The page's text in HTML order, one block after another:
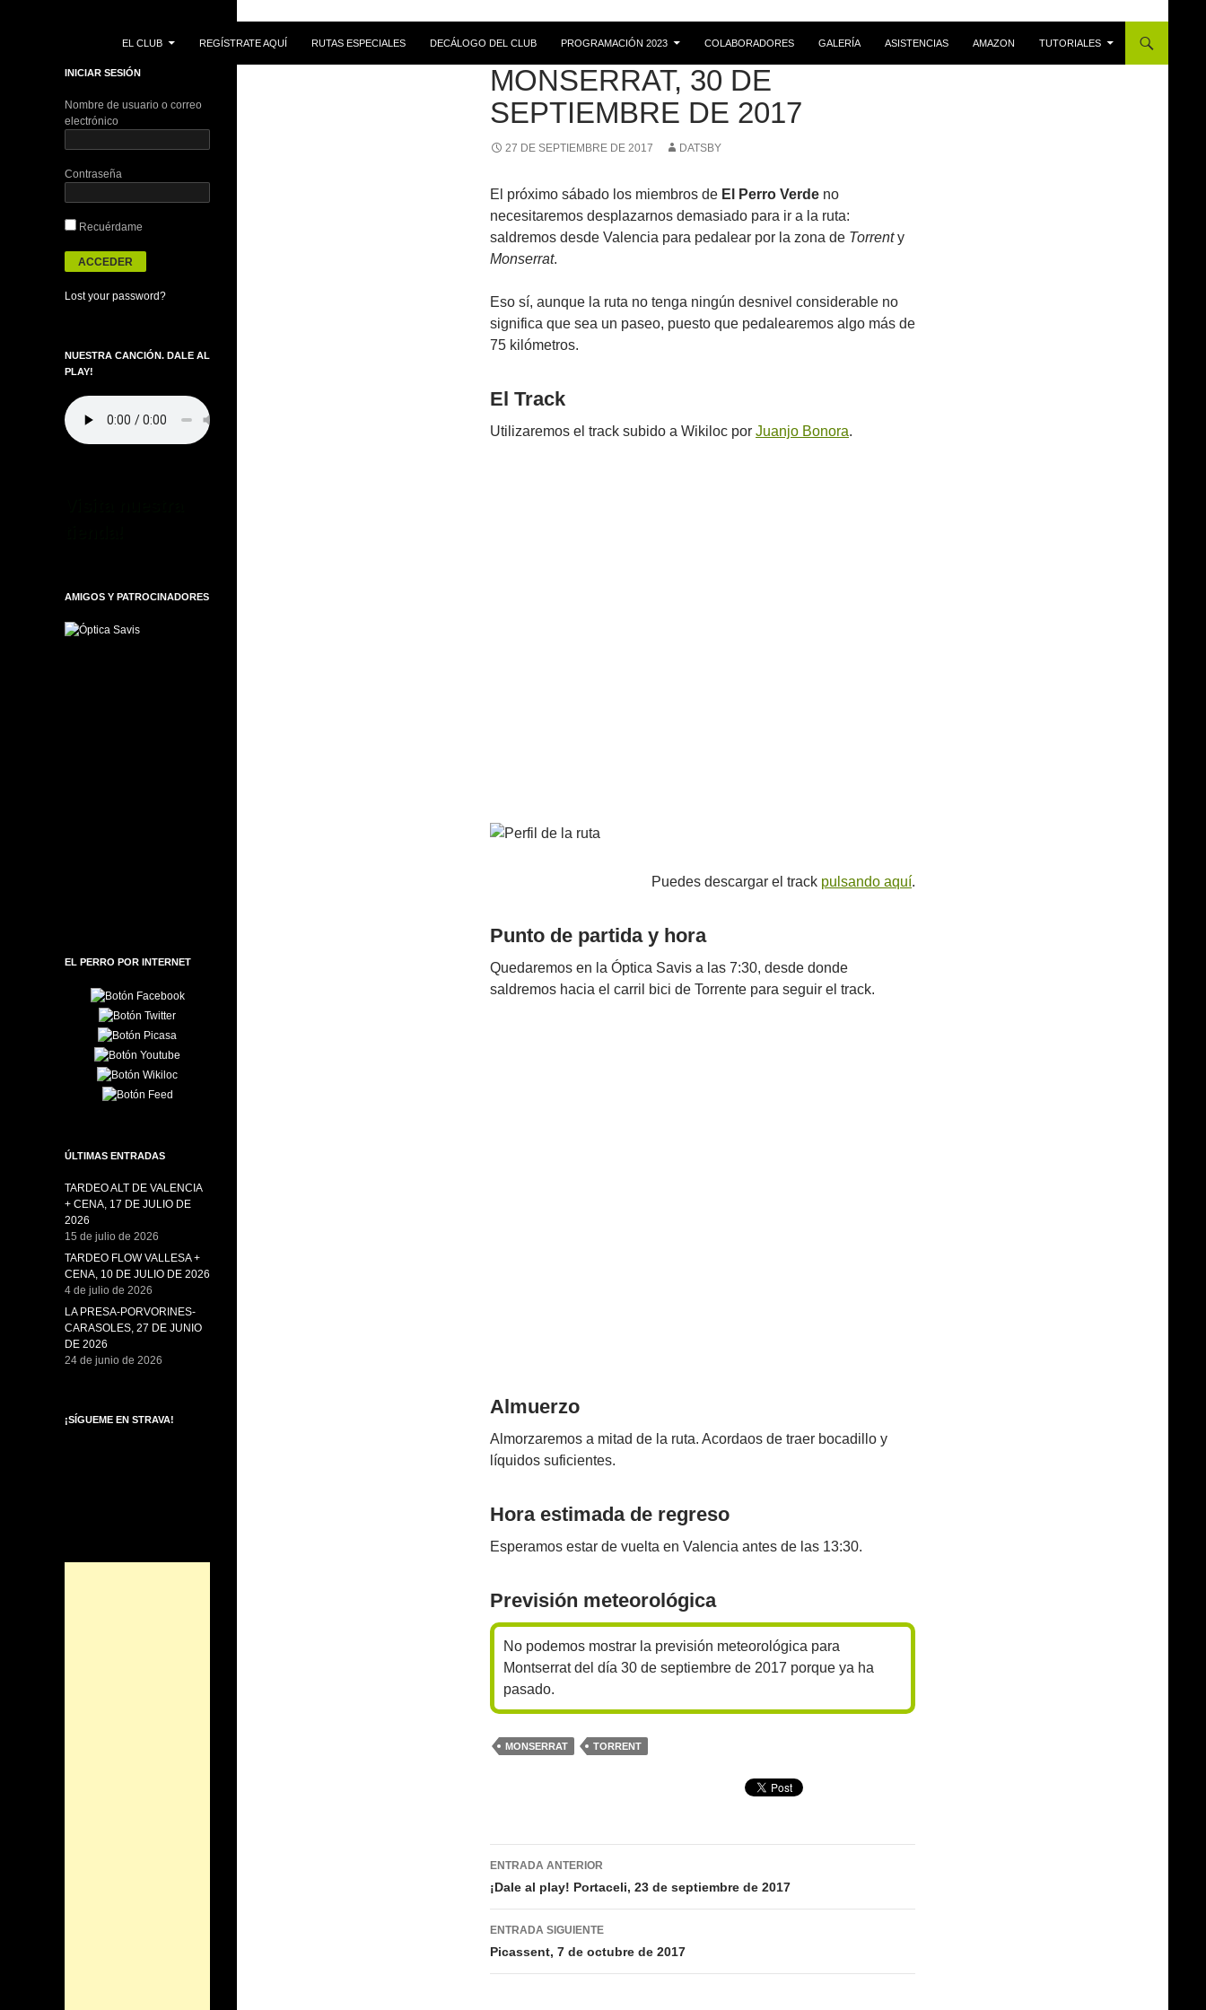
EL CLUB
REGÍSTRATE AQUÍ RUTAS ESPECIALES DECÁLOGO DEL CLUB PROGRAMACIÓN 2023 COLABORADORES GALERÍA ASISTENCIAS AMAZON TUTORIALES
RUTAS
MONSERRAT, 30 DE
SEPTIEMBRE DE 2017
27 DE SEPTIEMBRE DE 2017 DATSBY
El próximo sábado los miembros de El Perro Verde no
necesitaremos desplazarnos demasiado para ir a la ruta:
saldremos desde Valencia para pedalear por la zona de Torrenty
Monserrat.
Eso sí, aunque la ruta no tenga ningún desnivel considerable no
significa que sea un paseo, puesto que pedalearemos algo más de
75 kilómetros.
El Track
Utilizaremos el track subido a Wikiloc por Juanjo Bonora.
Puedes descargar el track pulsando aquí.
Punto de partida y hora
Quedaremos en la Óptica Savis a las 7:30, desde donde
saldremos hacia el carril bici de Torrente para seguir el track.
Almuerzo
Almorzaremos a mitad de la ruta. Acordaos de traer bocadillo y
líquidos suficientes.
Hora estimada de regreso
Esperamos estar de vuelta en Valencia antes de las 13:30.
Previsión meteorológica
No podemos mostrar la previsión meteorológica para
Montserrat del día 30 de septiembre de 2017 porque ya ha
pasado.
MONSERRAT TORRENT
Navegación
de
entradas
ENTRADA ANTERIOR
¡Dale al play! Portaceli, 23 de septiembre de 2017
ENTRADA SIGUIENTE
Picassent, 7 de octubre de 2017
INICIAR SESIÓN
Nombre de usuario o correo
electrónico
Contraseña
Recuérdame
Lost your password?
NUESTRA CANCIÓN. DALE AL
PLAY!
AMIGOS Y PATROCINADORES
EL PERRO POR INTERNET
ÚLTIMAS ENTRADAS
TARDEO ALT DE VALENCIA
+ CENA, 17 DE JULIO DE
2026
15 de julio de 2026
TARDEO FLOW VALLESA +
CENA, 10 DE JULIO DE 2026
4 de julio de 2026
LA PRESA-PORVORINES-
CARASOLES, 27 DE JUNIO
DE 2026
24 de junio de 2026
¡SÍGUEME EN STRAVA!